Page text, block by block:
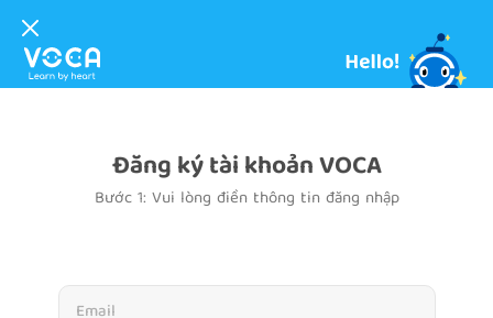
Đăng ký tài khoản VOCA
Bước 1: Vui lòng điền thông tin đăng nhập